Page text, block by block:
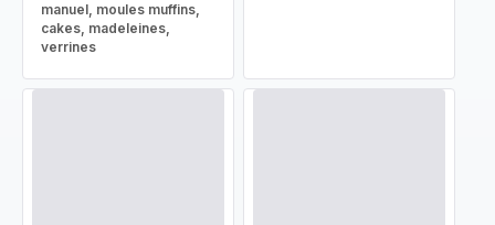
manuel, moules muffins,
cakes, madeleines,
verrines